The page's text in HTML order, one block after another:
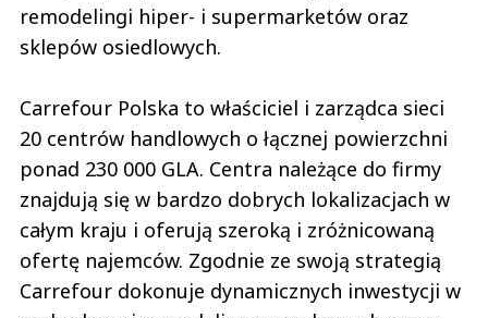
remodelingi hiper- i supermarketów oraz
sklepów osiedlowych.
Carrefour Polska to właściciel i zarządca sieci
20 centrów handlowych o łącznej powierzchni
ponad 230 000 GLA. Centra należące do firmy
znajdują się w bardzo dobrych lokalizacjach w
całym kraju i oferują szeroką i zróżnicowaną
ofertę najemców. Zgodnie ze swoją strategią
Carrefour dokonuje dynamicznych inwestycji w